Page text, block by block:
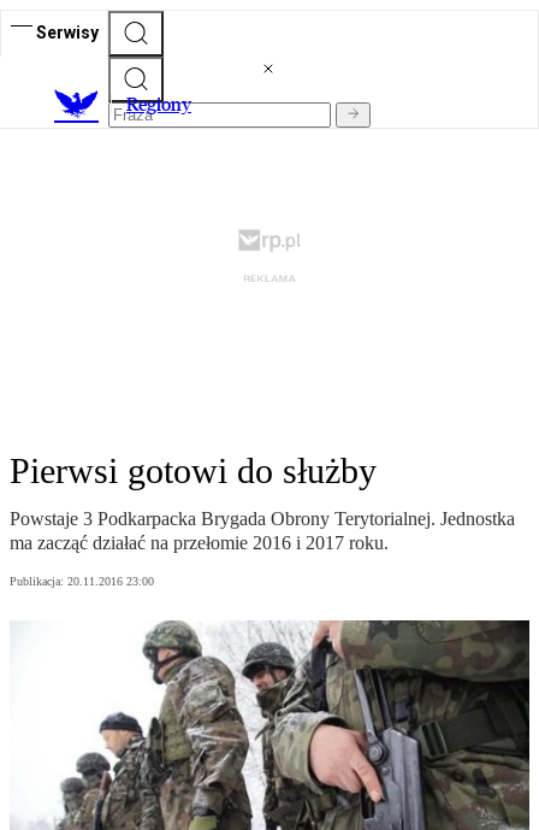
Serwisy
Regiony
Pierwsi gotowi do służby
Powstaje 3 Podkarpacka Brygada Obrony Terytorialnej. Jednostka
ma zacząć działać na przełomie 2016 i 2017 roku.
Publikacja: 20.11.2016 23:00